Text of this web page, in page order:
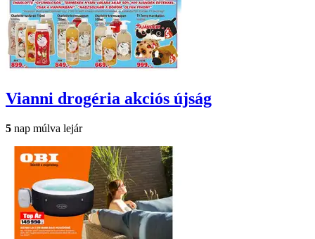
Vianni drogéria akciós újság
5 nap múlva lejár